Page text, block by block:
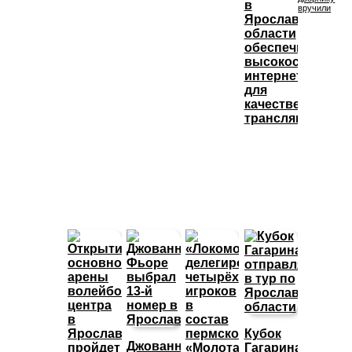
в
Ярославской
области
обеспечивают
интернетом
для
качественных
трансляций
Джованни
Кубок
Гагарина
вручили